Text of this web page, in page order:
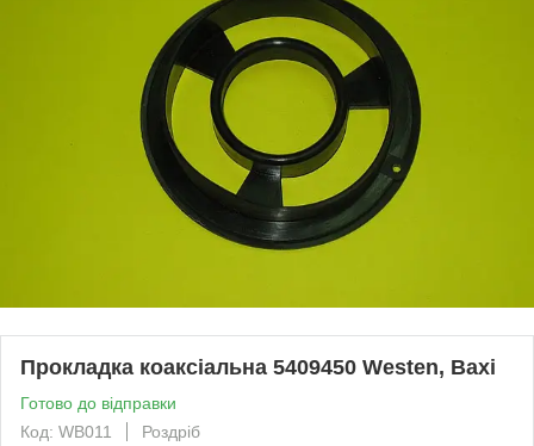
Прокладка коаксіальна 5409450 Westen, Baxi
Готово до відправки
Код: WB011
Роздріб